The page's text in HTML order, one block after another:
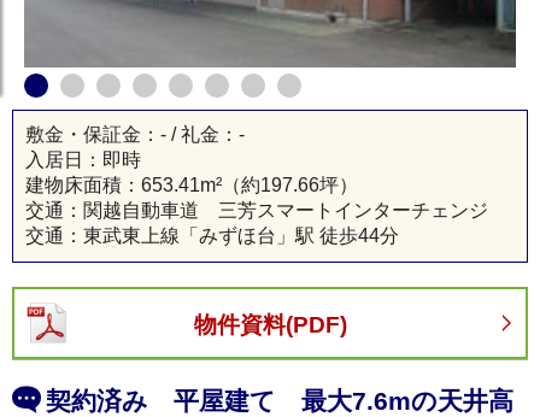
三芳町 貸倉庫
敷金・保証金：- / 礼金：-
入居日：即時
建物床面積： 653.41m² （約197.66坪）
交通：関越自動車道 三芳スマートインターチェンジ
交通：東武東上線「みずほ台」駅 徒歩44分
物件資料(PDF)
契約済み 平屋建て 最大7.6mの天井高